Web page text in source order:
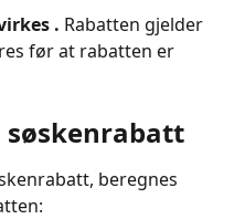
. Rabatten gjelder
før at rabatten er
søskenrabatt
beregnes